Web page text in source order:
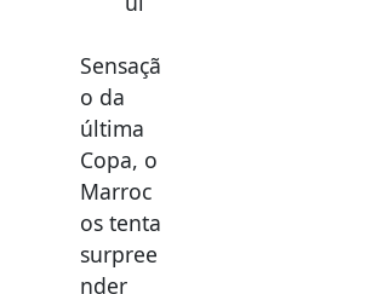
o da
última
Copa, o
Marroc
os tenta
surpree
nder